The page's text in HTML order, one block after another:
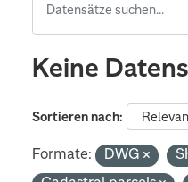
Keine
Sortieren nach
Formate: DWG